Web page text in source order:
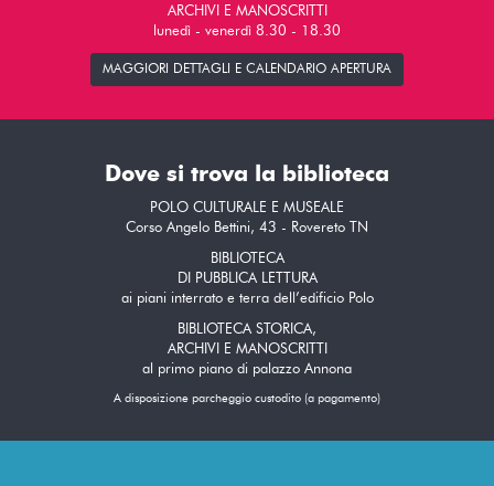
ARCHIVI E MANOSCRITTI
lunedì - venerdì 8.30 - 18.30
MAGGIORI DETTAGLI E CALENDARIO APERTURA
Dove si trova la biblioteca
POLO CULTURALE E MUSEALE
Corso Angelo Bettini, 43 - Rovereto TN
BIBLIOTECA
DI PUBBLICA LETTURA
ai piani interrato e terra dell’edificio Polo
BIBLIOTECA STORICA,
ARCHIVI E MANOSCRITTI
al primo piano di palazzo Annona
A disposizione parcheggio custodito (a pagamento)